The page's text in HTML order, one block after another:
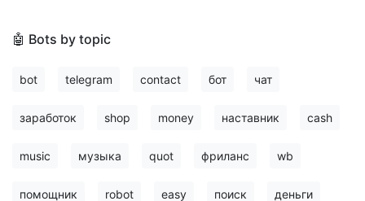
🤖 Bots by topic
bot telegram contact бот чат
заработок shop money наставник cash
music музыка quot фриланс wb
помощник robot easy поиск деньги